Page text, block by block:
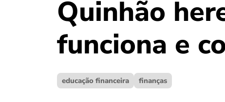
Quinhão
funciona e
educação financeira finanças